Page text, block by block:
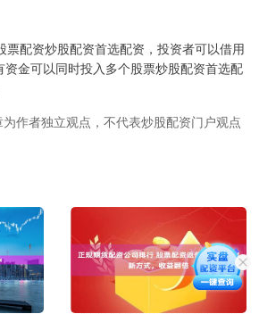
票配资炒股配资首选配资，投资者可以借用
金可以同时投入多个股票炒股配资首选配
为作者独立观点，不代表炒股配资门户观点